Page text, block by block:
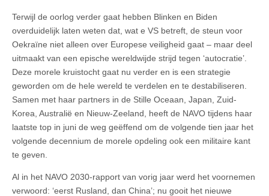
Terwijl de oorlog verder gaat hebben Blinken en Biden
overduidelijk laten weten dat, wat e VS betreft, de steun voor
Oekraïne niet alleen over Europese veiligheid gaat – maar deel
uitmaakt van een epische wereldwijde strijd tegen ‘autocratie’.
Deze morele kruistocht gaat nu verder en is een strategie
geworden om de hele wereld te verdelen en te destabiliseren.
Samen met haar partners in de Stille Oceaan, Japan, Zuid-
Korea, Australië en Nieuw-Zeeland, heeft de NAVO tijdens haar
laatste top in juni de weg geëffend om de volgende tien jaar het
volgende decennium de morele opdeling ook een militaire kant
te geven.
Al in het NAVO 2030-rapport van vorig jaar werd het voornemen
verwoord: ‘eerst Rusland, dan China’; nu gooit het nieuwe